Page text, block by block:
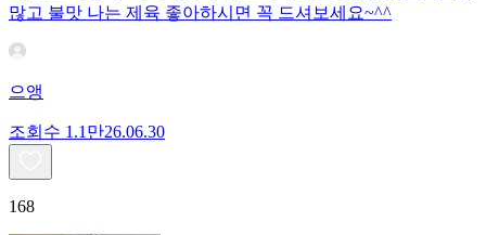
많고 불맛 나는 제육 좋아하시면 꼭 드셔보세요~^^
으앵
조회수 1.1만26.06.30
168